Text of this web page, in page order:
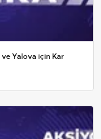
Yalova için Kar